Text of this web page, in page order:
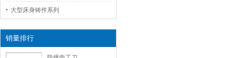
大型床身铸件系列
销量排行